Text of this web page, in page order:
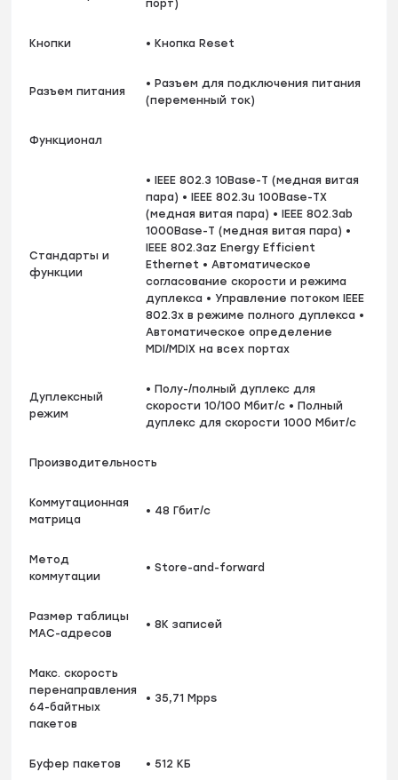
порт)
Кнопки • Кнопка Reset
Разъем питания
• Разъем для подключения питания
(переменный ток)
Функционал
Стандарты и
функции
• IEEE 802.3 10Base-T (медная витая
пара) • IEEE 802.3u 100Base-TX
(медная витая пара) • IEEE 802.3ab
1000Base-T (медная витая пара) •
IEEE 802.3az Energy Efficient
Ethernet • Автоматическое
согласование скорости и режима
дуплекса • Управление потоком IEEE
802.3x в режиме полного дуплекса •
Автоматическое определение
MDI/MDIX на всех портах
Дуплексный
режим
• Полу-/полный дуплекс для
скорости 10/100 Мбит/с • Полный
дуплекс для скорости 1000 Мбит/с
Производительность
Коммутационная
матрица
• 48 Гбит/с
Метод
коммутации
• Store-and-forward
Размер таблицы
MAC-адресов
• 8K записей
Макс. скорость
перенаправления
64-байтных
пакетов
• 35,71 Mpps
Буфер пакетов • 512 КБ